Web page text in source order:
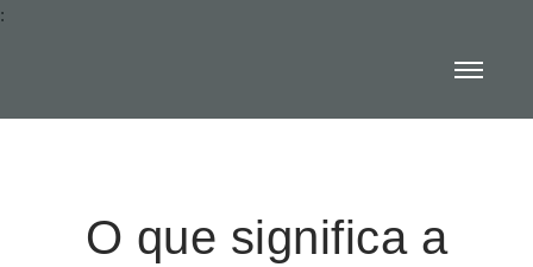
:
O que significa a